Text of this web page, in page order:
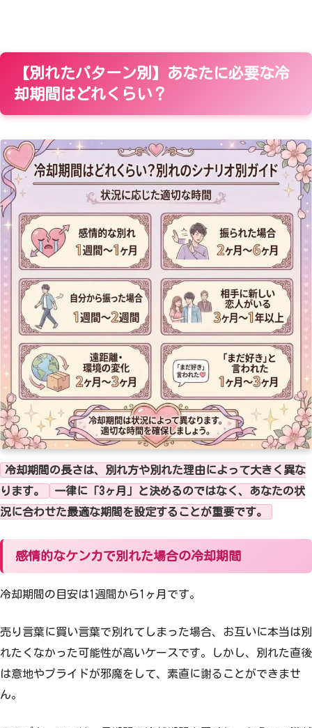
【別れたパターン別】あなたに必要な冷
却期間はどれくらい？
冷却期間の長さは、別れ方や別れた理由によって大きく異な
ります。
一律に「3ヶ月」と決めるのではなく、あなたの状
況に合わせた最適な期間を設定することが重要です。
感情的なケンカで別れた場合の冷却期間
冷却期間の目安は1週間から1ヶ月です。
売り言葉に買い言葉で別れてしまった場合、お互いに本当は別
れたくなかった可能性が高いケースです。しかし、別れた直後
は意地やプライドが邪魔をして、素直に謝ることができませ
ん。